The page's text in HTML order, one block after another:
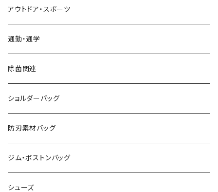
アウトドア・スポーツ
通勤・通学
除菌関連
ショルダーバッグ
防刃素材バッグ
ジム・ボストンバッグ
シューズ